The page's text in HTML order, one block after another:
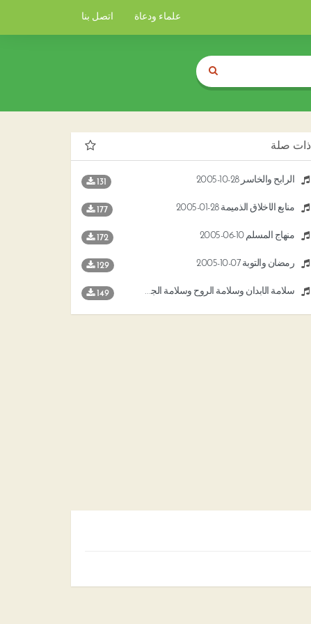
علماء ودعاة اتصل بنا
ذات صلة
الرابح والخاسر 28-10-2005 131
منابع الأخلاق الذميمة 28-01-2005 177
منهاج المسلم 10-06-2005 172
رمضان والتوبة 07-10-2005 129
سلامة الأبدان وسلامة الروح وسلامة الجسد 14-10-2005 149